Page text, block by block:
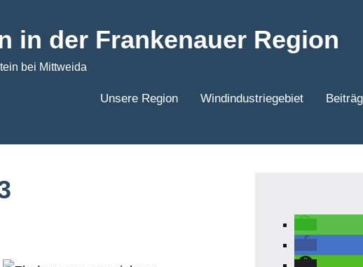
in der Frankenauer Region
bei Mittweida
Unsere Region Windindustriegebiet